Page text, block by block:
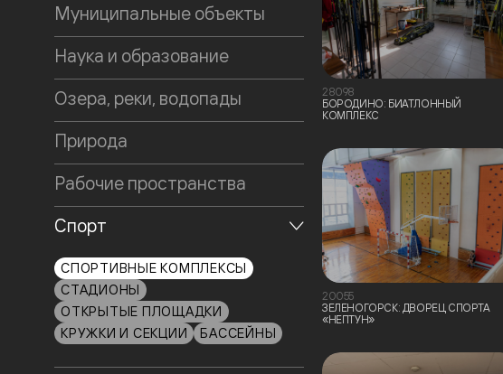
Муниципальные объекты
Наука и образование
Озера, реки, водопады
Природа
Рабочие пространства
Спорт
СПОРТИВНЫЕ КОМПЛЕКСЫ
СТАДИОНЫ
ОТКРЫТЫЕ ПЛОЩАДКИ
КРУЖКИ И СЕКЦИИ
БАССЕЙНЫ
28098
БОРОДИНО: БИАТЛОННЫЙ
КОМПЛЕКС
20055
ЗЕЛЕНОГОРСК: ДВОРЕЦ СПОРТА
«НЕПТУН»